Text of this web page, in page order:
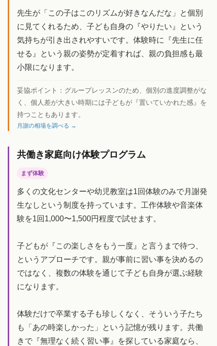
先生が「この子はこのリズムが好きなんだな」と個別
に見てくれるため、子ども自身の『やりたい』という
気持ちが引き出されやすいです。体験時に『先生に任
せる』という親の姿勢が定着すれば、親の負担感も最
小限になります。
妥協ポイント： グループレッスンのため、個別の進度調整がな
く、個人差が大きい時期には子どもが『置いていかれた感』を
持つこともあります。
月謝の相場を調べる →
共働き家庭向け体験プログラム
まず体験
多くの文化センターや幼児教室は1回体験のみで月謝発
生なしという制度を持っています。工作体験や音楽体
験を1回1,000〜1,500円程度で試せます。
子どもが『この楽しさをもう一度』と言うまで待つ、
というアプローチです。親が事前に習い事を決めるの
ではなく、複数の体験を通じて子ども自身が選ぶ経験
になります。
体験だけで卒業する子も珍しくなく、そういう子たち
も「あの時楽しかった」という記憶が残ります。共働
きで『無理なく続く習い事』を探している家庭なら、